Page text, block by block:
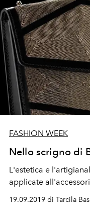
FASHION WEEK
Nello scrigno di
L'estetica e
applicate
19.09.2019 di Tarcila